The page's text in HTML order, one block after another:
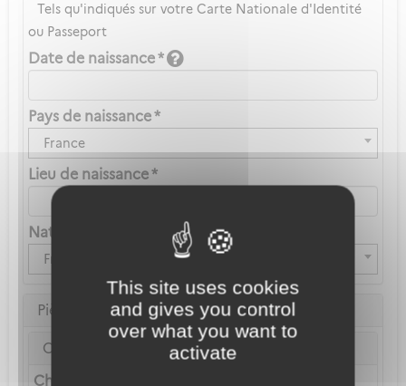
This site uses cookies
and gives you control
over what you want to
activate
Tels qu'indiqués sur votre Carte Nationale d'Identité
ou Passeport
Date de naissance *
Pays de naissance *
France
Lieu de naissance *
Nationalité *
Française
Pièce d'identité
Carte Nationale d'Identité ou Passeport *
Choix du fichier